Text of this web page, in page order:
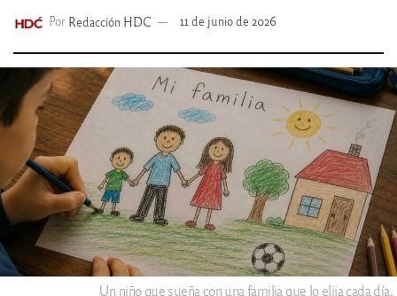
Por Redacción HDC 11 de junio de 2026
Un niño que sueña con una familia que lo elija cada día.